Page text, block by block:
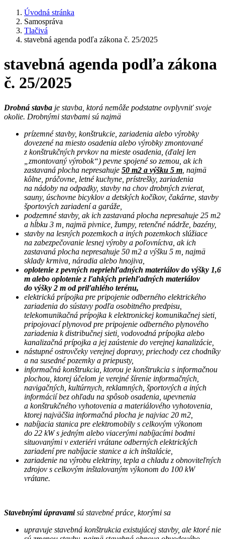
Úvodná stránka
Samospráva
Tlačivá
stavebná agenda podľa zákona č. 25/2025
stavebná agenda podľa zákona
č. 25/2025
Drobná stavba je stavba, ktorá nemôže podstatne ovplyvniť svoje
okolie. Drobnými stavbami sú najmä
prízemné stavby, konštrukcie, zariadenia alebo výrobky
dovezené na miesto osadenia alebo výrobky zmontované
z konštrukčných prvkov na mieste osadenia, (ďalej len
„zmontovaný výrobok“) pevne spojené so zemou, ak ich
zastavaná plocha nepresahuje 50 m2 a výšku 5 m , najmä
kôlne, práčovne, letné kuchyne, prístrešky, zariadenia
na nádoby na odpadky, stavby na chov drobných zvierat,
sauny, úschovne bicyklov a detských kočíkov, čakárne, stavby
športových zariadení a garáže,
podzemné stavby, ak ich zastavaná plocha nepresahuje 25 m2
a hĺbku 3 m, najmä pivnice, žumpy, retenčné nádrže, bazény,
stavby na lesných pozemkoch a iných pozemkoch slúžiace
na zabezpečovanie lesnej výroby a poľovníctva, ak ich
zastavaná plocha nepresahuje 50 m2 a výšku 5 m, najmä
sklady krmiva, náradia alebo hnojiva,
oplotenie z pevných nepriehľadných materiálov do výšky 1,6
m alebo oplotenie z ľahkých priehľadných materiálov
do výšky 2 m od priľahlého terénu,
elektrická prípojka pre pripojenie odberného elektrického
zariadenia do sústavy podľa osobitného predpisu,
telekomunikačná prípojka k elektronickej komunikačnej sieti,
pripojovací plynovod pre pripojenie odberného plynového
zariadenia k distribučnej sieti, vodovodná prípojka alebo
kanalizačná prípojka a jej zaústenie do verejnej kanalizácie,
nástupné ostrovčeky verejnej dopravy, priechody cez chodníky
a na susedné pozemky a priepusty,
informačná konštrukcia, ktorou je konštrukcia s informačnou
plochou, ktorej účelom je verejné šírenie informačných,
navigačných, kultúrnych, reklamných, športových a iných
informácií bez ohľadu na spôsob osadenia, upevnenia
a konštrukčného vyhotovenia a materiálového vyhotovenia,
ktorej najväčšia informačná plocha je najviac 20 m2,
nabíjacia stanica pre elektromobily s celkovým výkonom
do 22 kW s jedným alebo viacerými nabíjacími bodmi
situovanými v exteriéri vrátane odberných elektrických
zariadení pre nabíjacie stanice a ich inštalácie,
zariadenie na výrobu elektriny, tepla a chladu z obnoviteľných
zdrojov s celkovým inštalovaným výkonom do 100 kW
vrátane.
Stavebnými úpravamisú stavebné práce, ktorými sa
upravuje stavebná konštrukcia existujúcej stavby, ale ktoré nie